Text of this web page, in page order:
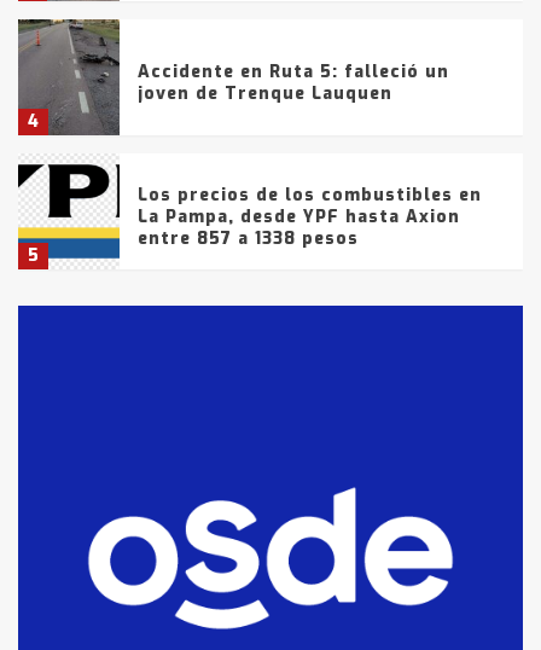
4
Accidente en Ruta 5: falleció un
joven de Trenque Lauquen
5
Los precios de los combustibles en
La Pampa, desde YPF hasta Axion
entre 857 a 1338 pesos
fueron detenidos por
comercialización de drogas en la
tarde del sábado
T.Lauquen: se vendió el edificio de
lo que fue la planta Industrial del